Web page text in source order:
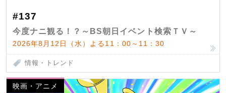
#137
今度ナニ観る！？～BS朝日イベント検索ＴＶ～
2026年8月12日（水）よる11：00～11：30
情報・トレンド
映画・アニメ